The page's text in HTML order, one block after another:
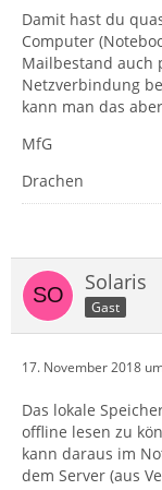
Damit hast du
Computer
Mailbestand auch
Netzverbindung
kann man das
MfG
Drachen
Solaris
Gast
17. November 2018
Das lokale
offline lesen zu
kann daraus im
dem Server (aus